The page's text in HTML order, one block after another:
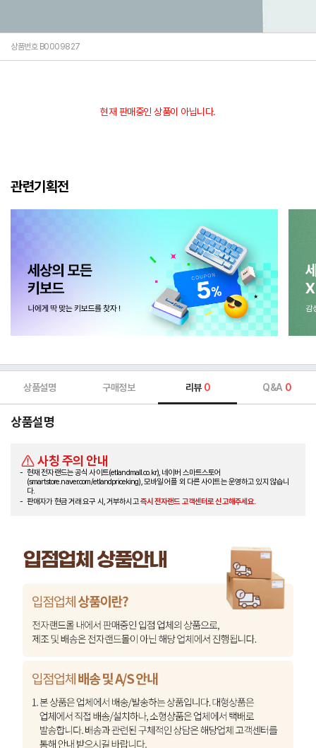
상품번호 B0009827
현재 판매중인 상품이 아닙니다.
관련기획전
상품설명 구매정보 리뷰 0 Q&A 0
상품설명
사칭 주의 안내
현재 전자랜드는 공식 사이트(etlandmall.co.kr), 네이버 스마트스토어
(smartstore.naver.com/etlandpriceking), 모바일 어플 외 다른 사이트는 운영하고 있지 않습니
다.
판매자가 현금 거래 요구 시, 거부하시고즉시 전자랜드 고객센터로 신고해주세요.